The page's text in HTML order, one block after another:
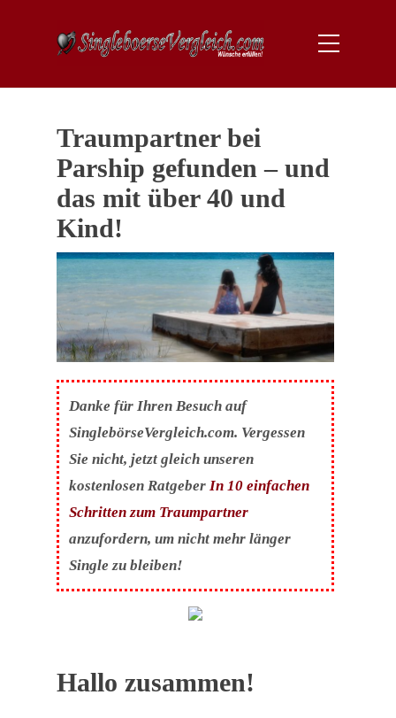
Traumpartner bei
Parship gefunden – und
das mit über 40 und
Kind!
Danke für Ihren Besuch auf
SinglebörseVergleich.com. Vergessen
Sie nicht, jetzt gleich unseren
kostenlosen Ratgeber In 10 einfachen
Schritten zum Traumpartner
anzufordern, um nicht mehr länger
Single zu bleiben!
Hallo zusammen!